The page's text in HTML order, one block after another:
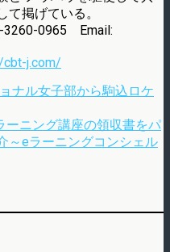
掲げている。
3260-0965 Email:
cbt-j.com/
ナル女子部から駒込ロケ
ーニング講座の領収書をパ
～eラーニングコンシェル